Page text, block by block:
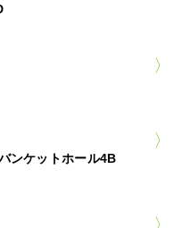
ンケットホール4B